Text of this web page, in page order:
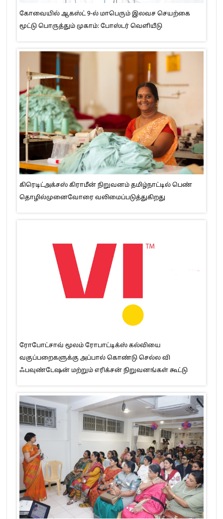
கோவையில் ஆகஸ்ட் 9-ல் மாபெரும் இலவச செயற்கை
மூட்டு பொருத்தும் முகாம்: போஸ்டர் வெளியீடு
கிரெடிட்அக்சஸ் கிராமீன் நிறுவனம் தமிழ்நாட்டில் பெண்
தொழில்முனைவோரை வலிமைப்படுத்துகிறது
ரோபோட்சாவ் மூலம் ரோபாட்டிக்ஸ் கல்வியை
வகுப்பறைகளுக்கு அப்பால் கொண்டு செல்ல வி
ஃபவுண்டேஷன் மற்றும் எரிக்சன் நிறுவனங்கள் கூட்டு